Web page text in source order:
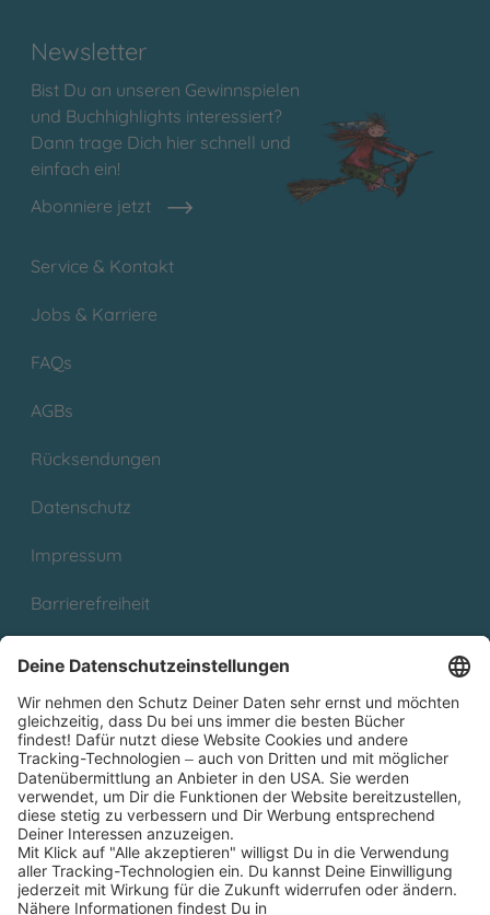
Newsletter
Bist Du an unseren Gewinnspielen
und Buchhighlights interessiert?
Dann trage Dich hier schnell und
einfach ein!
Abonniere jetzt
Service & Kontakt
Jobs & Karriere
FAQs
AGBs
Rücksendungen
Datenschutz
Impressum
Barrierefreiheit
Partnerprogramm (Affiliate)
Folge uns auf
* Versandkostenfrei ab 9,00 € Bestellwert innerhalb